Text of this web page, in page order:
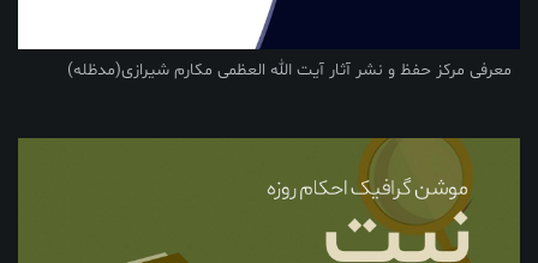
معرفی مرکز حفظ و نشر آثار آیت الله العظمی مکارم شیرازی(مدظله)